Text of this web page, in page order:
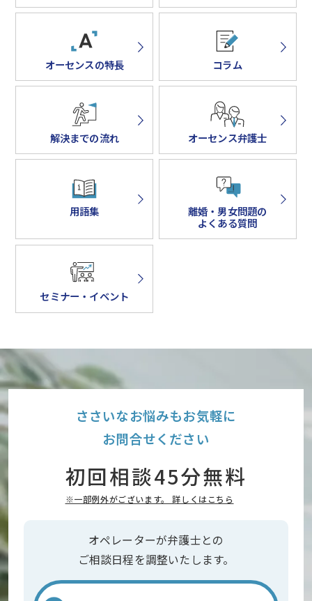
オーセンスの特長 コラム
解決までの流れ オーセンス弁護士
用語集
離婚・男女問題の
よくある質問
セミナー・イベント
ささいなお悩みもお気軽に
お問合せください
初回相談45分無料
※一部例外がございます。 詳しくはこちら
オペレーターが弁護士との
ご相談日程を調整いたします。